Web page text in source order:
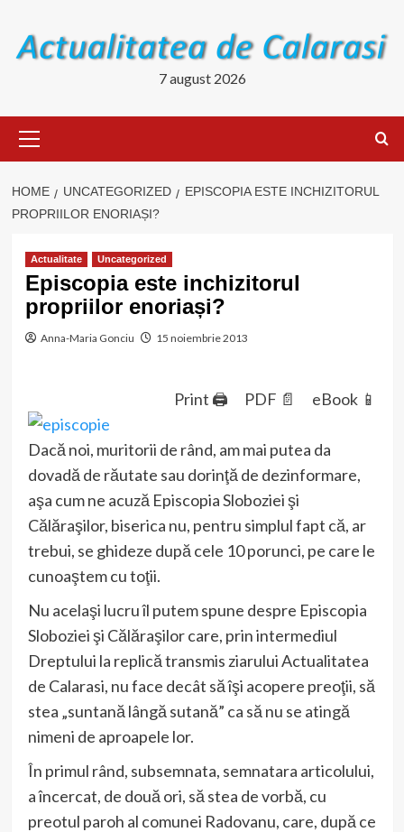
content
7 august 2026
Menu
HOME UNCATEGORIZED
EPISCOPIA ESTE INCHIZITORUL
PROPRIILOR ENORIAȘI?
Actualitate Uncategorized
Episcopia este inchizitorul
propriilor enoriași?
Anna-Maria Gonciu 15 noiembrie 2013
Print 🖨 PDF 📄 eBook 📱
Dacă noi, muritorii de rând, am mai putea da
dovadă de răutate sau dorinţă de dezinformare,
aşa cum ne acuză Episcopia Sloboziei şi
Călăraşilor, biserica nu, pentru simplul fapt că, ar
trebui, se ghideze după cele 10 porunci, pe care le
cunoaştem cu toţii.
Nu acelaşi lucru îl putem spune despre Episcopia
Sloboziei şi Călăraşilor care, prin intermediul
Dreptului la replică transmis ziarului Actualitatea
de Calarasi, nu face decât să îşi acopere preoţii, să
stea „suntană lângă sutană” ca să nu se atingă
nimeni de aproapele lor.
În primul rând, subsemnata, semnatara articolului,
a încercat, de două ori, să stea de vorbă, cu
preotul paroh al comunei Radovanu, care, după ce